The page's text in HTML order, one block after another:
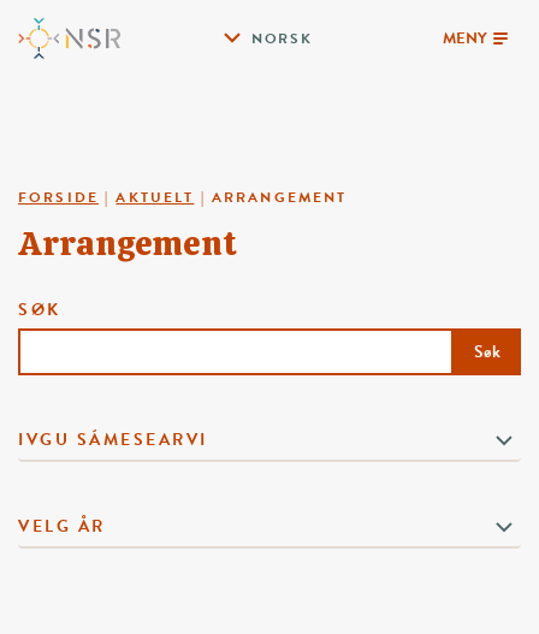
NORSK MENY
FORSIDE |AKTUELT | ARRANGEMENT
Arrangement
SØK
Søk
IVGU SÁMESEARVI
VELG ÅR